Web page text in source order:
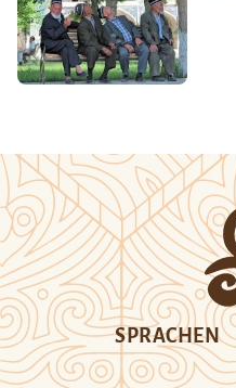
SPRACHEN